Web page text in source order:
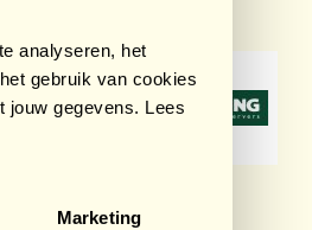
analyseren, het
gebruik van cookies
jouw gegevens. Lees
Marketing